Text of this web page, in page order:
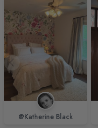
@Katherine Black